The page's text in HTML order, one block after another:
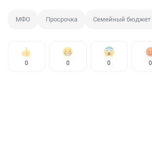
МФО Просрочка Семейный бюджет
0 0 0 0